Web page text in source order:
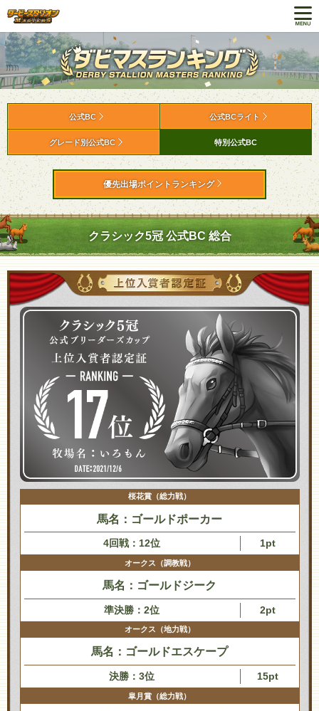
公式BC 公式BCライト
グレード別公式BC 特別公式BC
優先出場ポイントランキング
クラシック5冠 公式BC 総合
桜花賞（総力戦）
馬名：ゴールドポーカー
4回戦：12位 1pt
オークス（調教戦）
馬名：ゴールドジーク
準決勝：2位 2pt
オークス（地力戦）
馬名：ゴールドエスケープ
決勝：3位 15pt
皐月賞（総力戦）